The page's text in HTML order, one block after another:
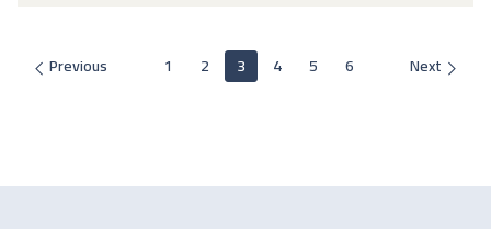
Previous 1 2 3 4 5 6 Next